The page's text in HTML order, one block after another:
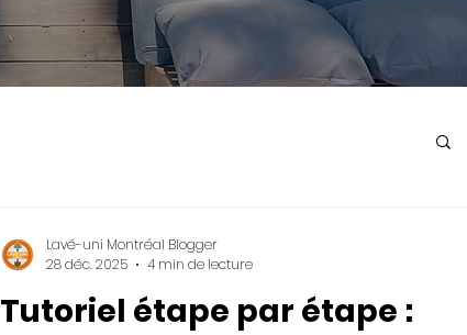
Tutoriel étape par étape :
Lavé-uni Montréal Blogger
28 déc. 2025
4 min de lecture